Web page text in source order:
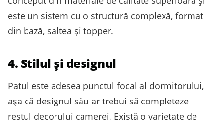
este un sistem cu o structură complexă, format
din bază, saltea și topper.
4. Stilul și designul
Patul este adesea punctul focal al dormitorului,
așa că designul său ar trebui să completeze
restul decorului camerei. Există o varietate de